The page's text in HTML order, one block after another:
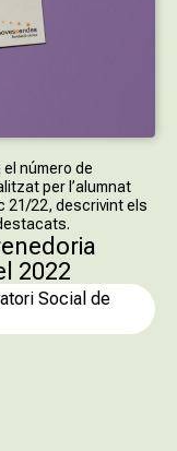
2022
número de
per l’alumnat
21/22, descrivint els
Social de